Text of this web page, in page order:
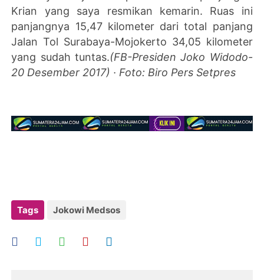
Krian yang saya resmikan kemarin. Ruas ini
panjangnya 15,47 kilometer dari total panjang
Jalan Tol Surabaya-Mojokerto 34,05 kilometer
yang sudah tuntas.(FB-Presiden Joko Widodo-
20 Desember 2017) · Foto: Biro Pers Setpres
Tags Jokowi Medsos